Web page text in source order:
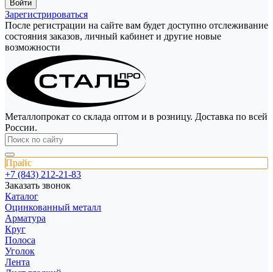
Зарегистрироваться
После регистрации на сайте вам будет доступно отслеживание
состояния заказов, личный кабинет и другие новые
возможности
Металлопрокат со склада оптом и в розницу. Доставка по всей
России.
Прайс
+7 (843) 212-21-83
Заказать звонок
Каталог
Оцинкованный металл
Арматура
Круг
Полоса
Уголок
Лента